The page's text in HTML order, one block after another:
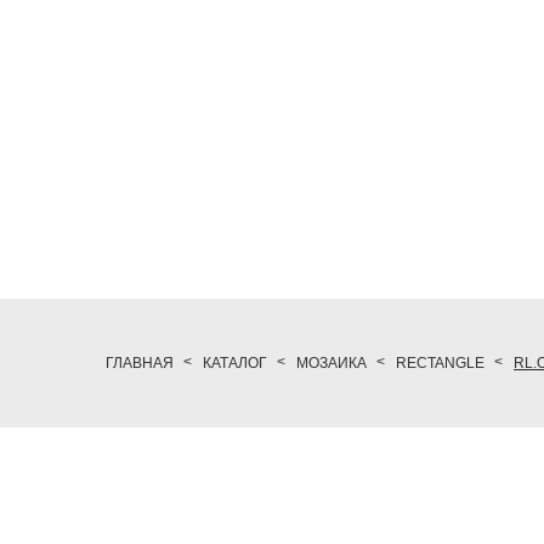
ГЛАВНАЯ КАТАЛОГ МОЗАИКА RECTANGLE